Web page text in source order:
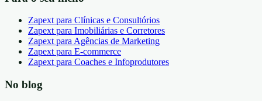
Zapext para Clínicas e Consultórios
Zapext para Imobiliárias e Corretores
Zapext para Agências de Marketing
Zapext para E-commerce
Zapext para Coaches e Infoprodutores
No blog